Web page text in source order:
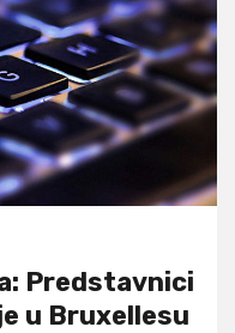
Predstavnici
u Bruxellesu